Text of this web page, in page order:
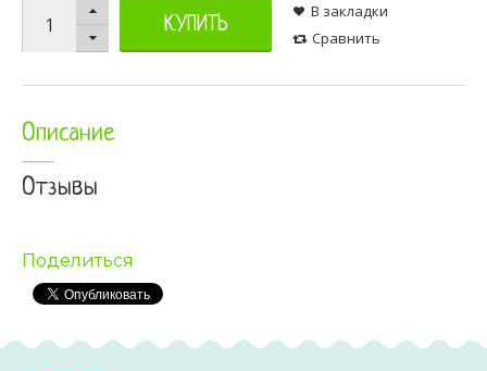
КУПИТЬ
В закладки
Сравнить
Описание
Отзывы
Поделиться